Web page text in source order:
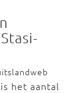
het aantal